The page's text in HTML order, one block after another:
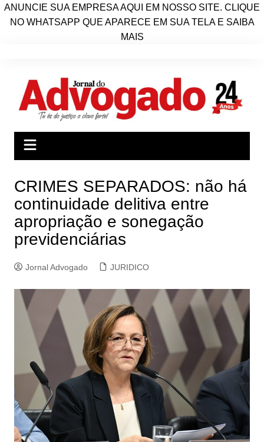
ANUNCIE SUA EMPRESA AQUI EM NOSSO SITE. CLIQUE
NO WHATSAPP QUE APARECE EM SUA TELA E SAIBA
MAIS
conteúdo
CRIMES SEPARADOS: não há
continuidade delitiva entre
apropriação e sonegação
previdenciárias
Jornal Advogado JURIDICO